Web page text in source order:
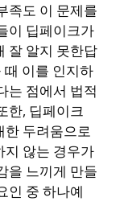
족도 이 문제를
이 딥페이크가
잘 알지 못한답
때 이를 인지하
는 점에서 법적
한, 딥페이크
한 두려움으로
지 않는 경우가
을 느끼게 만들
인 중 하나예